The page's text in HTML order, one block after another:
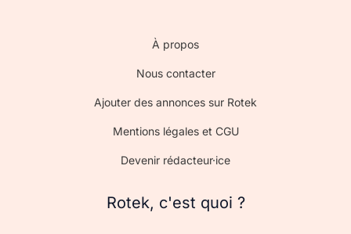
À propos
Nous contacter
Ajouter des annonces sur Rotek
Mentions légales et CGU
Devenir rédacteur·ice
Rotek, c'est quoi ?